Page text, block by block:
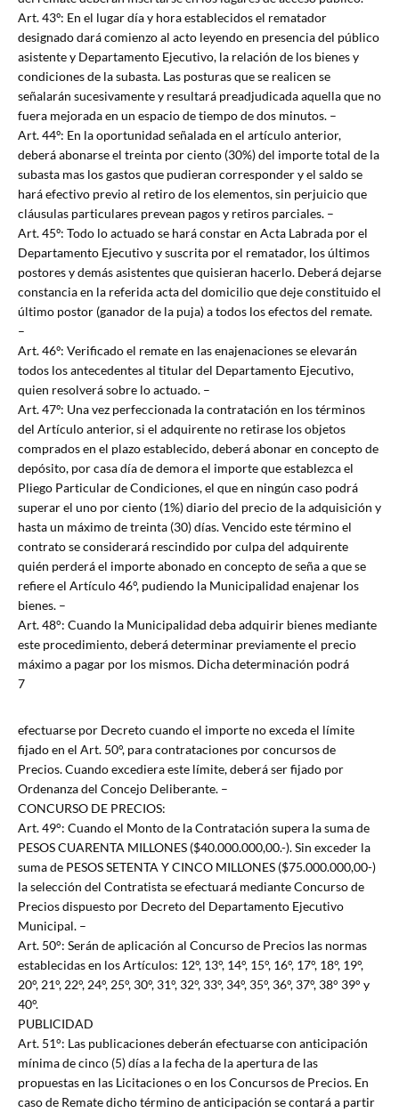
Art. 43º: En el lugar día y hora establecidos el rematador
designado dará comienzo al acto leyendo en presencia del público
asistente y Departamento Ejecutivo, la relación de los bienes y
condiciones de la subasta. Las posturas que se realicen se
señalarán sucesivamente y resultará preadjudicada aquella que no
fuera mejorada en un espacio de tiempo de dos minutos. –
Art. 44º: En la oportunidad señalada en el artículo anterior,
deberá abonarse el treinta por ciento (30%) del importe total de la
subasta mas los gastos que pudieran corresponder y el saldo se
hará efectivo previo al retiro de los elementos, sin perjuicio que
cláusulas particulares prevean pagos y retiros parciales. –
Art. 45º: Todo lo actuado se hará constar en Acta Labrada por el
Departamento Ejecutivo y suscrita por el rematador, los últimos
postores y demás asistentes que quisieran hacerlo. Deberá dejarse
constancia en la referida acta del domicilio que deje constituido el
último postor (ganador de la puja) a todos los efectos del remate.
–
Art. 46º: Verificado el remate en las enajenaciones se elevarán
todos los antecedentes al titular del Departamento Ejecutivo,
quien resolverá sobre lo actuado. –
Art. 47º: Una vez perfeccionada la contratación en los términos
del Artículo anterior, si el adquirente no retirase los objetos
comprados en el plazo establecido, deberá abonar en concepto de
depósito, por casa día de demora el importe que establezca el
Pliego Particular de Condiciones, el que en ningún caso podrá
superar el uno por ciento (1%) diario del precio de la adquisición y
hasta un máximo de treinta (30) días. Vencido este término el
contrato se considerará rescindido por culpa del adquirente
quién perderá el importe abonado en concepto de seña a que se
refiere el Artículo 46°, pudiendo la Municipalidad enajenar los
bienes. –
Art. 48°: Cuando la Municipalidad deba adquirir bienes mediante
este procedimiento, deberá determinar previamente el precio
máximo a pagar por los mismos. Dicha determinación podrá
7
efectuarse por Decreto cuando el importe no exceda el límite
fijado en el Art. 50°, para contrataciones por concursos de
Precios. Cuando excediera este límite, deberá ser fijado por
Ordenanza del Concejo Deliberante. –
CONCURSO DE PRECIOS:
Art. 49°: Cuando el Monto de la Contratación supera la suma de
PESOS CUARENTA MILLONES ($40.000.000,00.-). Sin exceder la
suma de PESOS SETENTA Y CINCO MILLONES ($75.000.000,00-)
la selección del Contratista se efectuará mediante Concurso de
Precios dispuesto por Decreto del Departamento Ejecutivo
Municipal. –
Art. 50°: Serán de aplicación al Concurso de Precios las normas
establecidas en los Artículos: 12°, 13°, 14°, 15°, 16°, 17°, 18°, 19°,
20°, 21°, 22°, 24°, 25°, 30°, 31°, 32°, 33°, 34°, 35°, 36°, 37°, 38° 39° y
40°.
PUBLICIDAD
Art. 51°: Las publicaciones deberán efectuarse con anticipación
mínima de cinco (5) días a la fecha de la apertura de las
propuestas en las Licitaciones o en los Concursos de Precios. En
caso de Remate dicho término de anticipación se contará a partir